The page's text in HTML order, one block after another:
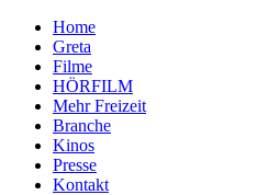
Home
Greta
Filme
HÖRFILM
Mehr Freizeit
Branche
Kinos
Presse
Kontakt